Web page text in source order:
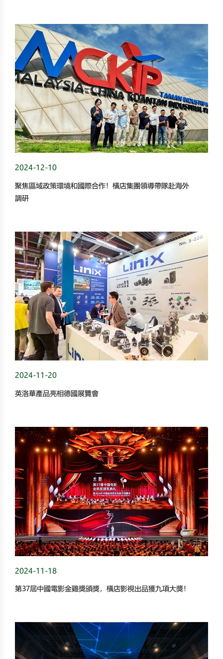
2024-12-10
聚焦區域政策環境和國際合作！橫店集團領導帶隊赴海外
調研
2024-11-20
英洛華產品亮相德國展覽會
2024-11-18
第37屆中國電影金雞獎頒獎，橫店影視出品獲九項大獎！